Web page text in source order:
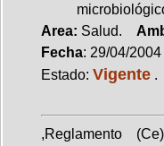
Area: Salud.
Fecha: 29/04/2004
Estado: Vigente .
,Reglamento